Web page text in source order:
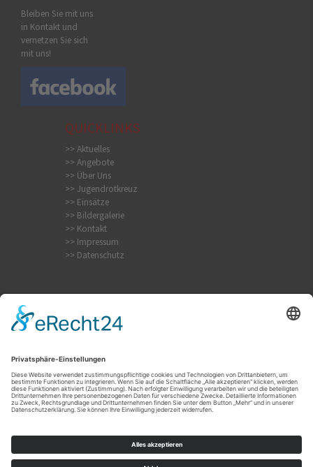
Bleiben Sie mit uns
in Kontakt und
vernetzen Sie sich
mit uns!
QUICKLINKS
>> Aktuelles
>> Angebote
>> Über Uns
>> Jugendrotkreuz
>> Einsätze
>> Bildergalerie
>> Kontakt
>> Impressum
>> Datenschutz
Internistischer Notfall
Krampfanfall